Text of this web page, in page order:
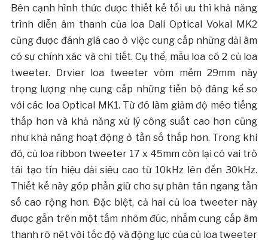
Bên cạnh hình thức được thiết kế tối ưu thì khả năng
trình diễn âm thanh của loa Dali Optical Vokal MK2
cũng được đánh giá cao ở việc cung cấp những dải âm
có sự chính xác và chi tiết. Cụ thể, mẫu loa có 2 củ loa
tweeter. Drvier loa tweeter vòm mềm 29mm này
trọng lượng nhẹ cung cấp những tiến bộ đáng kể so
với các loa Optical MK1. Từ đó làm giảm độ méo tiếng
thấp hơn và khả năng xử lý công suất cao hơn cũng
như khả năng hoạt động ở tần số thấp hơn. Trong khi
đó, củ loa ribbon tweeter 17 x 45mm còn lại có vai trò
tái tạo tín hiệu dải siêu cao từ 10kHz lên đến 30kHz.
Thiết kế này góp phần giữ cho sự phân tán ngang tần
số cao rộng hơn. Đặc biệt, cả hai củ loa tweeter này
được gắn trên một tấm nhôm đúc, nhằm cung cấp âm
thanh rõ nét với tốc độ và động lực của củ loa tweeter